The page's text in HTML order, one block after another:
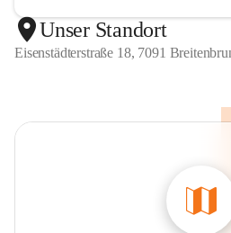
Unser Standort
Eisenstädterstraße 18, 7091